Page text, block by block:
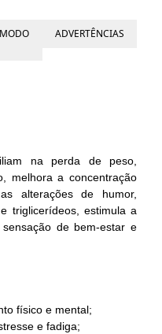
ADVERTÊNCIAS
na perda de peso,
melhora a concentração
alterações de humor,
triglicerídeos, estimula a
de bem-estar e
físico e mental;
e fadiga;